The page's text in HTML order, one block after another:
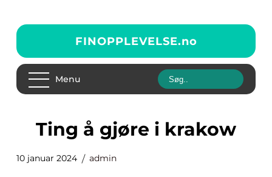
FINOPPLEVELSE.no
Menu
ting å gjøre i krakow
10 januar 2024 admin